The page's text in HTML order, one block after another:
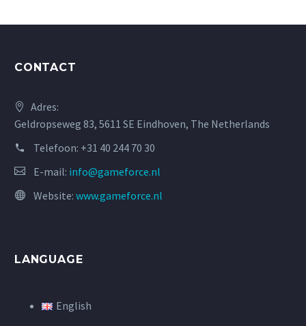
CONTACT
Adres:
Geldropseweg 83, 5611 SE Eindhoven, The Netherlands
Telefoon: +31 40 244 70 30
E-mail: info@gameforce.nl
Website: www.gameforce.nl
LANGUAGE
English